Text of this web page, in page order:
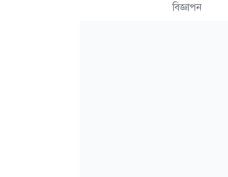
বিজ্ঞাপন